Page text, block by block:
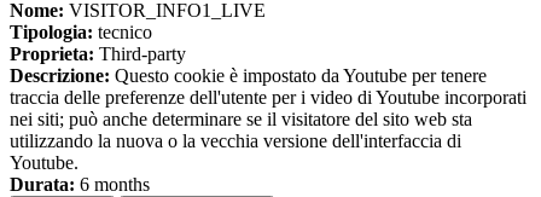
Nome: VISITOR_INFO1_LIVE
Tipologia: tecnico
Proprieta: Third-party
Descrizione: Questo cookie è impostato da Youtube per tenere
traccia delle preferenze dell'utente per i video di Youtube incorporati
nei siti; può anche determinare se il visitatore del sito web sta
utilizzando la nuova o la vecchia versione dell'interfaccia di
Youtube.
Durata: 6 months